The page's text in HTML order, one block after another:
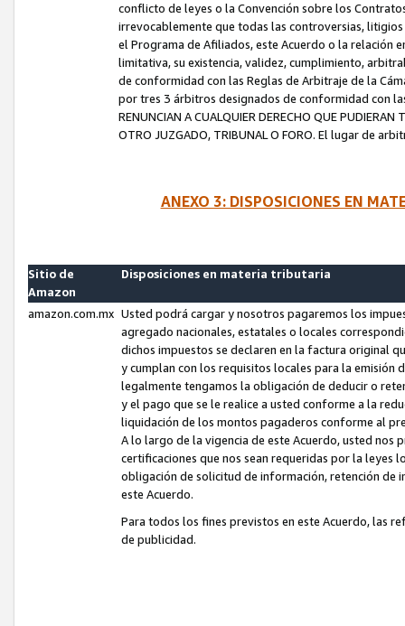
conflicto de leyes o la Convención sobre los
irrevocablemente que todas las controversias,
el Programa de Afiliados, este Acuerdo o la relación
limitativa, su existencia, validez, cumplimiento,
de conformidad con las Reglas de Arbitraje de la
por tres 3 árbitros designados de conformidad con las
RENUNCIAN A CUALQUIER DERECHO QUE
OTRO JUZGADO, TRIBUNAL O FORO. El lugar de
ANEXO 3: DISPOSICIONES EN
Sitio de
Amazon
Disposiciones en materia tributaria
amazon.com.mx Usted podrá cargar y nosotros pagaremos los
agregado nacionales, estatales o locales
dichos impuestos se declaren en la factura original
y cumplan con los requisitos locales para la emisión
legalmente tengamos la obligación de deducir o
y el pago que se le realice a usted conforme a la
liquidación de los montos pagaderos conforme al
A lo largo de la vigencia de este Acuerdo, usted
certificaciones que nos sean requeridas por la leyes
obligación de solicitud de información, retención de
este Acuerdo.
Para todos los fines previstos en este Acuerdo, las
de publicidad.